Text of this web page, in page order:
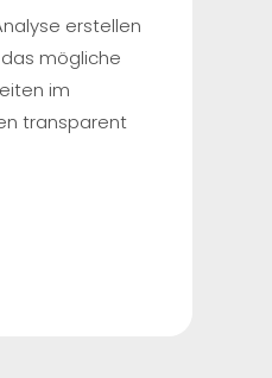
erstellen
mögliche
im
transparent